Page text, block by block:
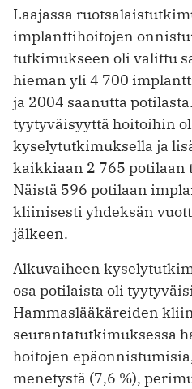
Laajassa
implanttihoitojen
tutkimukseen oli valittu
hieman yli 4 700
ja 2004 saanutta
tyytyväisyyttä hoitoihin
kyselytutkimuksella ja
kaikkiaan 2 765 potilaan
Näistä 596 potilaan
kliinisesti yhdeksän
jälkeen.
Alkuvaiheen
osa potilaista oli
Hammaslääkäreiden
seurantatutkimuksessa
hoitojen
menetystä (7,6 %),